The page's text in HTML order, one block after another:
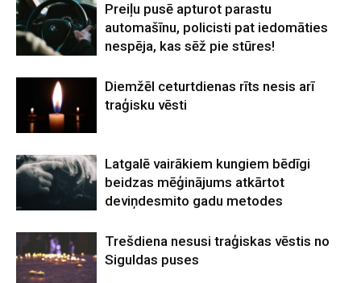
Preiļu pusē apturot parastu
automašīnu, policisti pat iedomāties
nespēja, kas sēž pie stūres!
Diemžēl ceturtdienas rīts nesis arī
traģisku vēsti
Latgalē vairākiem kungiem bēdīgi
beidzas mēģinājums atkārtot
deviņdesmito gadu metodes
Trešdiena nesusi traģiskas vēstis no
Siguldas puses